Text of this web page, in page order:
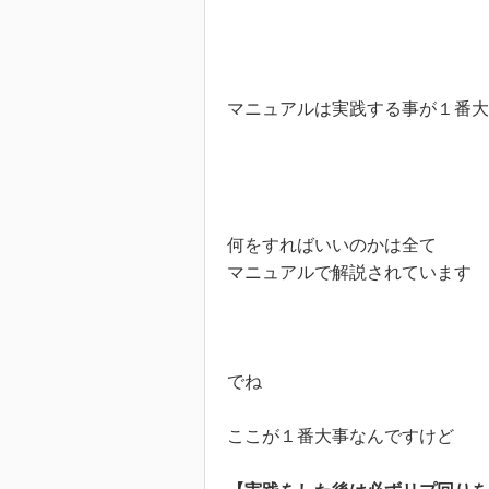
マニュアルは実践する事が１番
何をすればいいのかは全て
マニュアルで解説されています
でね